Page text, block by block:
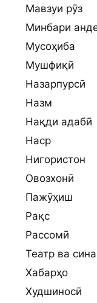
Мавзуи рӯз
Минбари
Мусоҳиба
Мушфиқӣ
Назарпурсӣ
Назм
Нақди адабӣ
Наср
Нигористон
Овозхонӣ
Пажӯҳиш
Рақс
Рассомӣ
Театр ва
Хабарҳо
Худшиносӣ